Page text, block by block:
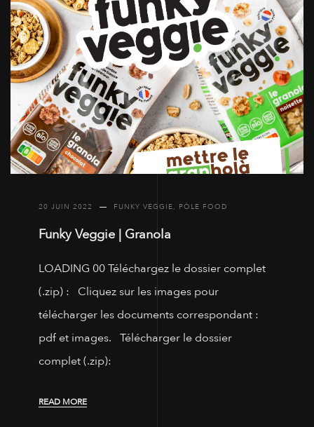
20 JUIN 2022 FUNKY VEGGIE, PÔLE FOOD
Funky Veggie | Granola
LOADING 00 Téléchargez le dossier complet
(.zip) : Cliquez sur les images pour
télécharger les documents correspondant :
pdf et images. Télécharger le dossier
complet (.zip):
READ MORE